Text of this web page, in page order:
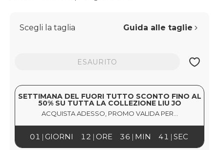
Scegli la taglia Guida alle taglie
ESAURITO
SETTIMANA DEL FUORI TUTTO SCONTO FINO AL
50% SU TUTTA LA COLLEZIONE LIU JO
ACQUISTA ADESSO, PROMO VALIDA PER...
01 12 36 40
GIORNI ORE MIN SEC